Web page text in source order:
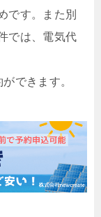
です。また別
では、電気代
できます。